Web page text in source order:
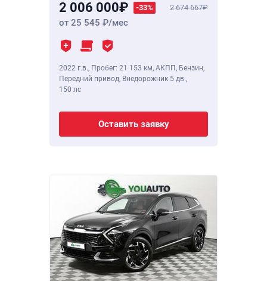
2 006 000 -33% 2 674 667
от 25 545 /мес
2022 г.в., Пробег: 21 153 км, АКПП, Бензин,
Передний привод, Внедорожник 5 дв.,
150 лс
Оставить заявку